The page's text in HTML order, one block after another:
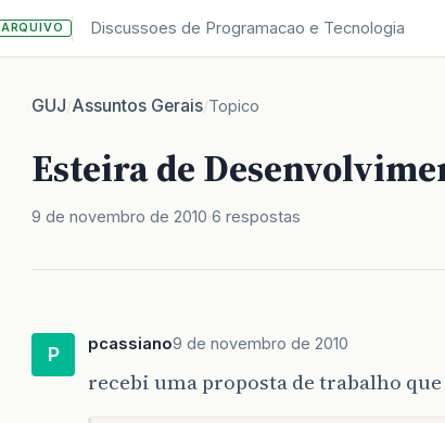
ARQUIVO Discussoes de Programacao e Tecnologia
GUJ/Assuntos Gerais/Topico
Esteira de
9 de novembro de 2010 6 respostas
P pcassiano9 de novembro de 2010
recebi uma proposta de trabalho